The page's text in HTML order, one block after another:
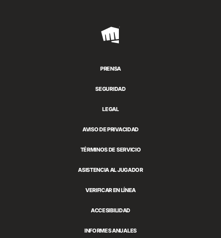
Riot
PRENSA
SEGURIDAD
LEGAL
AVISO DE PRIVACIDAD
TÉRMINOS DE SERVICIO
ASISTENCIA AL JUGADOR
VERIFICAR EN LÍNEA
ACCESIBILIDAD
INFORMES ANUALES